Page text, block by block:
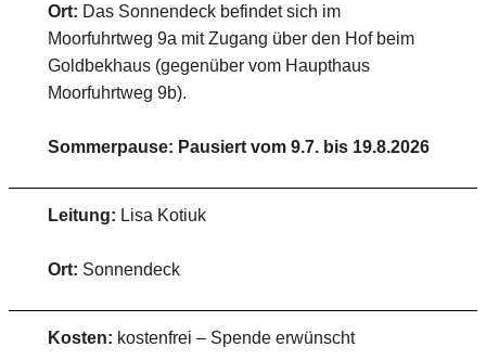
Ort: Das Sonnendeck befindet sich im
Moorfuhrtweg 9a mit Zugang über den Hof beim
Goldbekhaus (gegenüber vom Haupthaus
Moorfuhrtweg 9b).
Sommerpause: Pausiert vom 9.7. bis 19.8.2026
Leitung: Lisa Kotiuk
Ort: Sonnendeck
Kosten: kostenfrei – Spende erwünscht